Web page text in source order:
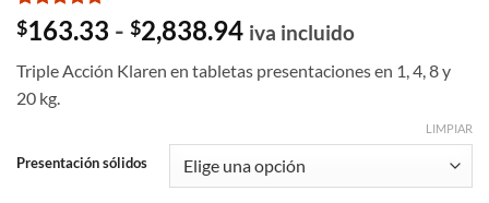
Valorado
con5de 5
4
valoraciones
de clientes
$163.33 - $2,838.94Rango
precios:
hasta
$2,838.94
iva incluido
Triple Acción Klaren en tabletas presentaciones en 1, 4, 8 y
20 kg.
Presentación sólidos
LIMPIAR